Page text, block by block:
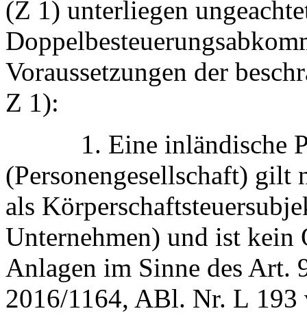
(Z 1) unterliegen
Voraussetzungen der
Z 1):
1. Eine inländische
(Personengesellschaft) gilt
als
Unternehmen) und ist kein
Anlagen im Sinne des Art.
2016/1164, ABl. Nr. L 193